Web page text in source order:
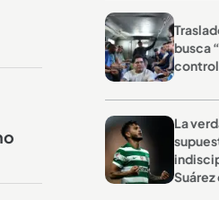
busca
La
Suárez